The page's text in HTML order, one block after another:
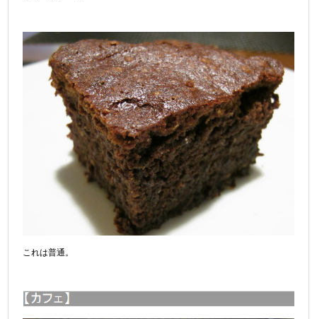
これは普通。